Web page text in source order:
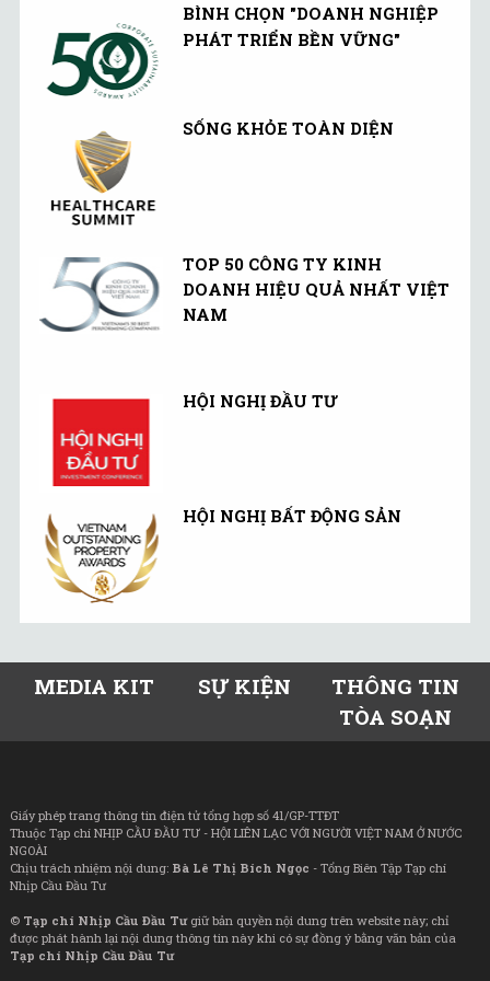
BÌNH CHỌN "DOANH NGHIỆP
PHÁT TRIỂN BỀN VỮNG"
SỐNG KHỎE TOÀN DIỆN
TOP 50 CÔNG TY KINH
DOANH HIỆU QUẢ NHẤT VIỆT
NAM
HỘI NGHỊ ĐẦU TƯ
HỘI NGHỊ BẤT ĐỘNG SẢN
MEDIA KIT SỰ KIỆN
THÔNG TIN
TÒA SOẠN
Giấy phép trang thông tin điện tử tổng hợp số 41/GP-TTĐT
Thuộc Tạp chí NHỊP CẦU ĐẦU TƯ - HỘI LIÊN LẠC VỚI NGƯỜI VIỆT NAM Ở NƯỚC
NGOÀI
Chịu trách nhiệm nội dung: Bà Lê Thị Bích Ngọc - Tổng Biên Tập Tạp chí
Nhịp Cầu Đầu Tư
© Tạp chí Nhịp Cầu Đầu Tưgiữ bản quyền nội dung trên website này; chỉ
được phát hành lại nội dung thông tin này khi có sự đồng ý bằng văn bản của
Tạp chí Nhịp Cầu Đầu Tư